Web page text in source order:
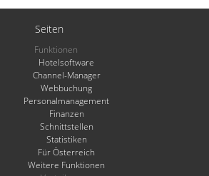
Seiten
Funktionen
Hotelsoftware
Channel-Manager
Webbuchung
Personalmanagement
Finanzen
Schnittstellen
Statistiken
Für Österreich
Weitere Funktionen